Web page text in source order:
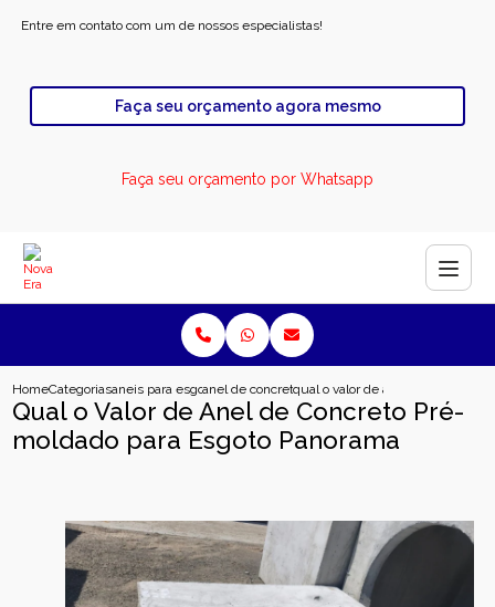
Entre em contato com um de nossos especialistas!
Faça seu orçamento agora mesmo
Faça seu orçamento por Whatsapp
HomeCategoriasaneis para esgotoanel de concreto para esgoto industrial
qual o valor de anel de concreto
Qual o Valor de Anel de Concreto Pré-
moldado para Esgoto Panorama